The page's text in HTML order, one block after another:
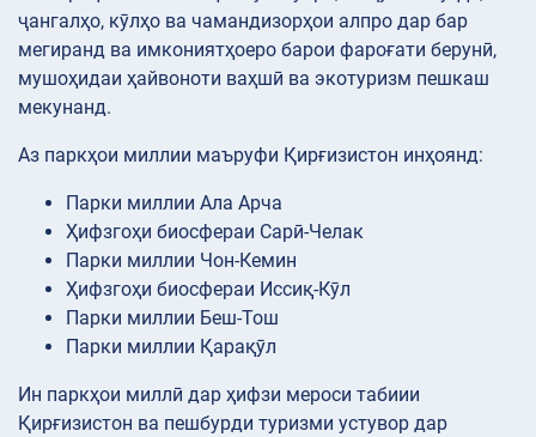
ҷангалҳо, кӯлҳо ва чамандизорҳои алпро дар бар
мегиранд ва имкониятҳоеро барои фароғати берунӣ,
мушоҳидаи ҳайвоноти ваҳшӣ ва экотуризм пешкаш
мекунанд.
Аз паркҳои миллии маъруфи Қирғизистон инҳоянд:
Парки миллии Ала Арча
Ҳифзгоҳи биосфераи Сарӣ-Челак
Парки миллии Чон-Кемин
Ҳифзгоҳи биосфераи Иссиқ-Кӯл
Парки миллии Беш-Тош
Парки миллии Қарақӯл
Ин паркҳои миллӣ дар ҳифзи мероси табиии
Қирғизистон ва пешбурди туризми устувор дар